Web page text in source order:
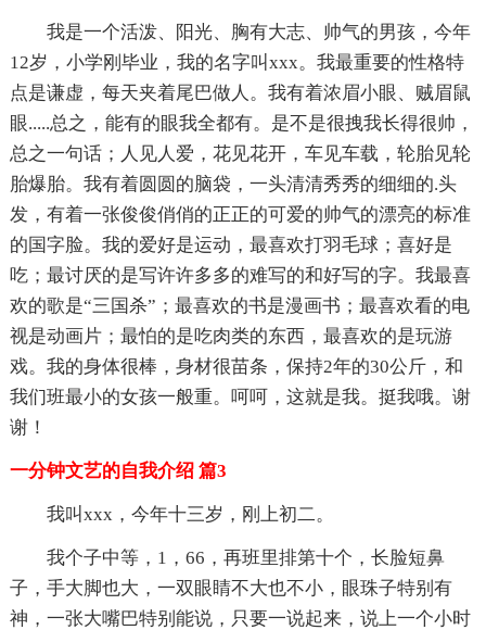
我是一个活泼、阳光、胸有大志、帅气的男孩，今年
12岁，小学刚毕业，我的名字叫xxx。我最重要的性格特
点是谦虚，每天夹着尾巴做人。我有着浓眉小眼、贼眉鼠
眼.....总之，能有的眼我全都有。是不是很拽我长得很帅，
总之一句话；人见人爱，花见花开，车见车载，轮胎见轮
胎爆胎。我有着圆圆的脑袋，一头清清秀秀的细细的.头
发，有着一张俊俊俏俏的正正的可爱的帅气的漂亮的标准
的国字脸。我的爱好是运动，最喜欢打羽毛球；喜好是
吃；最讨厌的是写许许多多的难写的和好写的字。我最喜
欢的歌是“三国杀”；最喜欢的书是漫画书；最喜欢看的电
视是动画片；最怕的是吃肉类的东西，最喜欢的是玩游
戏。我的身体很棒，身材很苗条，保持2年的30公斤，和
我们班最小的女孩一般重。呵呵，这就是我。挺我哦。谢
谢！
一分钟文艺的自我介绍 篇3
我叫xxx，今年十三岁，刚上初二。
我个子中等，1，66，再班里排第十个，长脸短鼻
子，手大脚也大，一双眼睛不大也不小，眼珠子特别有
神，一张大嘴巴特别能说，只要一说起来，说上一个小时